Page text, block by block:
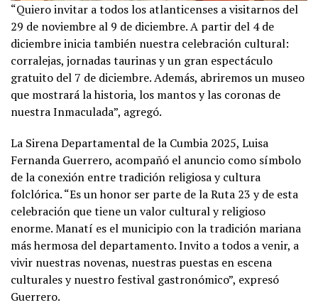
“Quiero invitar a todos los atlanticenses a visitarnos del
29 de noviembre al 9 de diciembre. A partir del 4 de
diciembre inicia también nuestra celebración cultural:
corralejas, jornadas taurinas y un gran espectáculo
gratuito del 7 de diciembre. Además, abriremos un museo
que mostrará la historia, los mantos y las coronas de
nuestra Inmaculada”, agregó.
La Sirena Departamental de la Cumbia 2025, Luisa
Fernanda Guerrero, acompañó el anuncio como símbolo
de la conexión entre tradición religiosa y cultura
folclórica. “Es un honor ser parte de la Ruta 23 y de esta
celebración que tiene un valor cultural y religioso
enorme. Manatí es el municipio con la tradición mariana
más hermosa del departamento. Invito a todos a venir, a
vivir nuestras novenas, nuestras puestas en escena
culturales y nuestro festival gastronómico”, expresó
Guerrero.